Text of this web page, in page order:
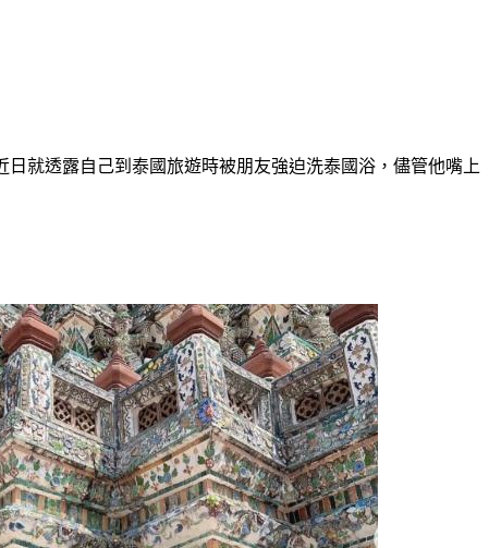
就透露自己到泰國旅遊時被朋友強迫洗泰國浴，儘管他嘴上